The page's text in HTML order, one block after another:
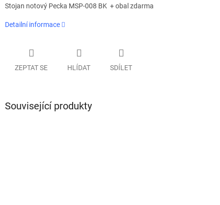
Stojan notový Pecka MSP-008 BK + obal zdarma
Detailní informace
ZEPTAT SE HLÍDAT SDÍLET
Související produkty